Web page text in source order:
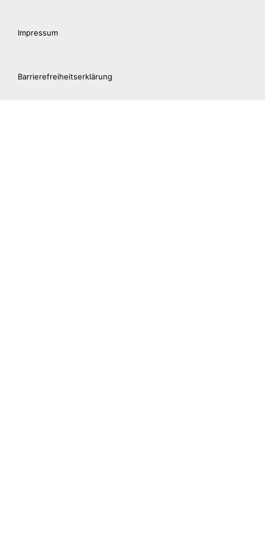
Impressum
Barrierefreiheitserklärung